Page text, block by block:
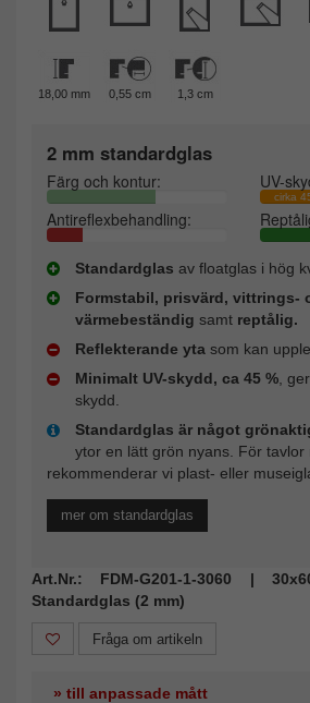
18,00 mm 0,55 cm 1,3 cm
2 mm standardglas
Färg och kontur: UV-
cirka
Antireflexbehandling:
Standardglas av floatglas i hög
Formstabil, prisvärd, vittrings-
värmebeständig samt reptålig.
Reflekterande yta som kan
Minimalt UV-skydd, ca 45 % ,
skydd.
Standardglas är något
ytor en lätt grön nyans. För tavlor
rekommenderar vi plast- eller
mer om standardglas
Art.Nr.: FDM-G201-1-3060 |
Standardglas (2 mm)
Fråga om artikeln
» till anpassade mått